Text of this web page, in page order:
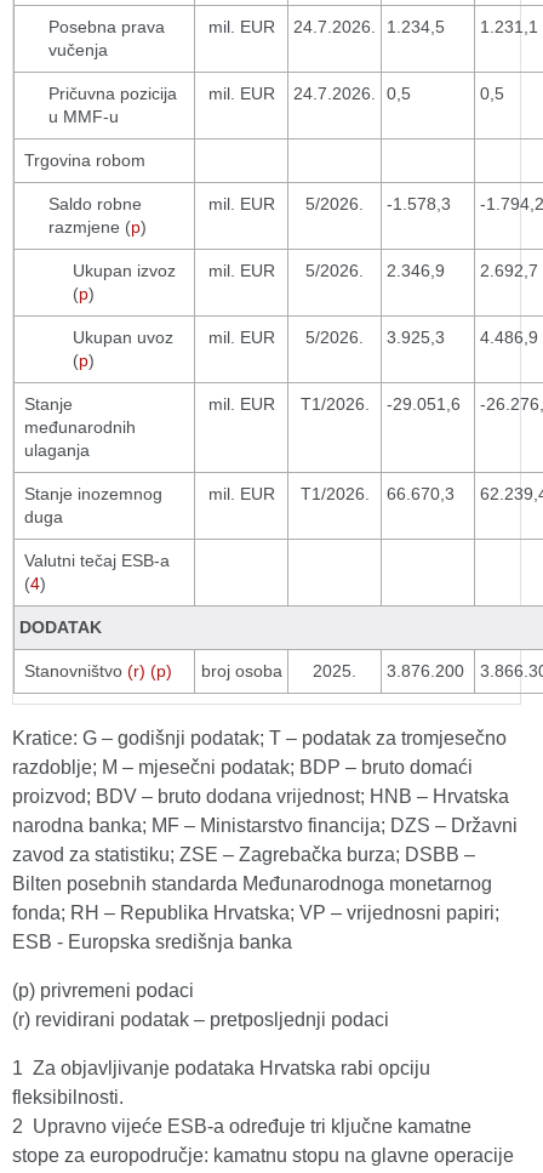
Posebna prava
vučenja
mil. EUR 24.7.2026. 1.234,5 1.231,1
Pričuvna pozicija
u MMF-u
mil. EUR 24.7.2026. 0,5 0,5
Trgovina robom
Saldo robne
razmjene (p)
mil. EUR 5/2026. -1.578,3 -1.794,2
Ukupan izvoz
(p)
mil. EUR 5/2026. 2.346,9 2.692,7
Ukupan uvoz
(p)
mil. EUR 5/2026. 3.925,3 4.486,9
Stanje
međunarodnih
ulaganja
mil. EUR T1/2026. -29.051,6 -
Stanje inozemnog
duga
mil. EUR T1/2026. 66.670,3
Valutni tečaj ESB-a
(4)
DODATAK
Stanovništvo (r) (p) broj osoba 2025. 3.876.200
Kratice: G – godišnji podatak; T – podatak za tromjesečno
razdoblje; M – mjesečni podatak; BDP – bruto domaći
proizvod; BDV – bruto dodana vrijednost; HNB – Hrvatska
narodna banka; MF – Ministarstvo financija; DZS – Državni
zavod za statistiku; ZSE – Zagrebačka burza; DSBB –
Bilten posebnih standarda Međunarodnoga monetarnog
fonda; RH – Republika Hrvatska; VP – vrijednosni papiri;
ESB - Europska središnja banka
(p) privremeni podaci
(r) revidirani podatak – pretposljednji podaci
1 Za objavljivanje podataka Hrvatska rabi opciju
fleksibilnosti.
2 Upravno vijeće ESB-a određuje tri ključne kamatne
stope za europodručje: kamatnu stopu na glavne operacije